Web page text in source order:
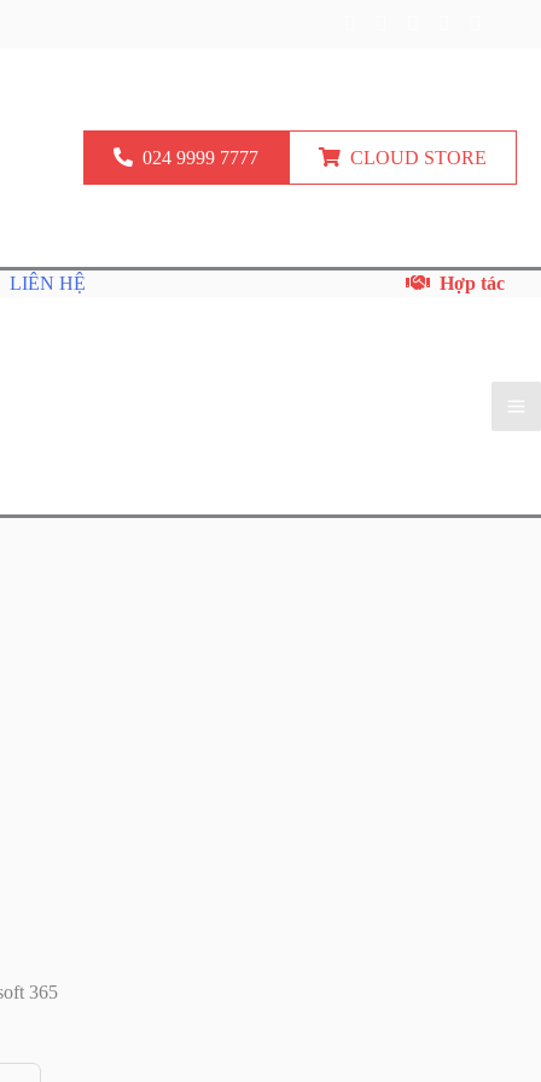
024 9999 7777 CLOUD STORE
LIÊN HỆ Hợp tác
365